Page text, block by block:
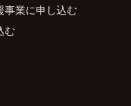
事業に申し込む
む